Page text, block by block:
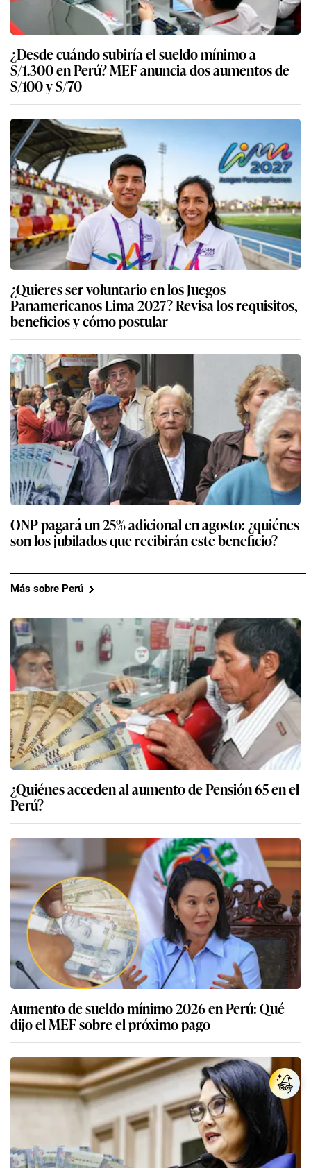
¿Desde cuándo subiría el sueldo mínimo a
S/1.300 en Perú? MEF anuncia dos aumentos de
S/100 y S/70
¿Quieres ser voluntario en los Juegos
Panamericanos Lima 2027? Revisa los requisitos,
beneficios y cómo postular
ONP pagará un 25% adicional en agosto: ¿quiénes
son los jubilados que recibirán este beneficio?
Más sobre Perú
¿Quiénes acceden al aumento de Pensión 65 en el
Perú?
Aumento de sueldo mínimo 2026 en Perú: Qué
dijo el MEF sobre el próximo pago